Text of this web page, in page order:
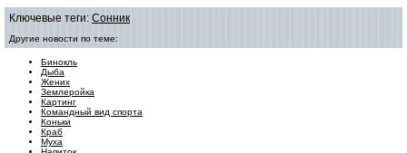
Ключевые теги: Сонник
Другие новости по теме:
Бинокль
Дыба
Жених
Землеройка
Картинг
Командный вид спорта
Коньки
Краб
Муха